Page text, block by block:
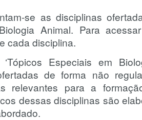
se as disciplinas
Animal. Para
cada disciplina.
Especiais em
de forma não
relevantes para a
dessas disciplinas são